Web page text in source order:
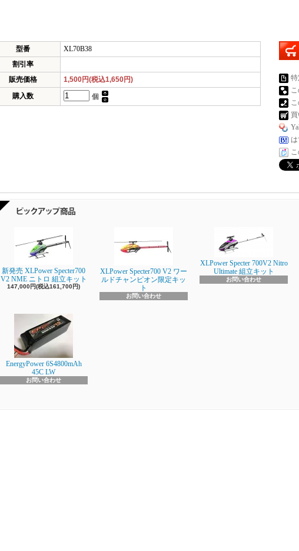
型番
XL70B38
割引率
販売価格
1,500円(税込1,650円)
購入数
個
特
新発売 XLPower Specter700
V2 NME ニトロ 組立キット
147,000円(税込161,700円)
XLPower Specter700 V2 ワー
ルドチャンピオン限定キッ
ト
お問い合わせ
XLPower Specter 700V2 Nitro
Ultimate 組立キット
お問い合わせ
EnergyPower 6S4800mAh
45C LW
お問い合わせ